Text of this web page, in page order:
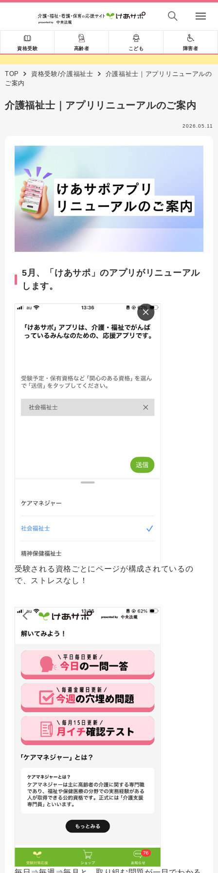
資格受験 高齢者 こども 障害者
TOP 資格受験/介護福祉士
介護福祉士｜アプリリニューアルの
ご案内
介護福祉士｜アプリリニューアルのご案内
2026.05.11
5月、「けあサポ」のアプリがリニューアル
します。
受験される資格ごとにページが構成されているの
で、ストレスなし！